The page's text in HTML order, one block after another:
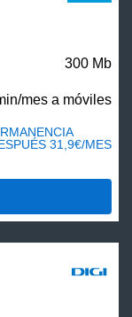
300 Mb
mes a móviles
31,9€/MES